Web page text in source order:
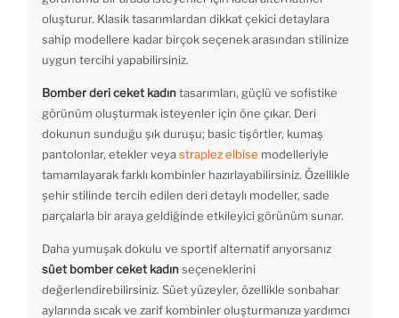
oluşturur. Klasik tasarımlardan dikkat çekici detaylara
sahip modellere kadar birçok seçenek arasından stilinize
uygun tercihi yapabilirsiniz.
Bomber deri ceket kadıntasarımları, güçlü ve sofistike
görünüm oluşturmak isteyenler için öne çıkar. Deri
dokunun sunduğu şık duruşu; basic tişörtler, kumaş
pantolonlar, etekler veyastraplez elbise modelleriyle
tamamlayarak farklı kombinler hazırlayabilirsiniz. Özellikle
şehir stilinde tercih edilen deri detaylı modeller, sade
parçalarla bir araya geldiğinde etkileyici görünüm sunar.
Daha yumuşak dokulu ve sportif alternatif arıyorsanız
süet bomber ceket kadınseçeneklerini
değerlendirebilirsiniz. Süet yüzeyler, özellikle sonbahar
aylarında sıcak ve zarif kombinler oluşturmanıza yardımcı